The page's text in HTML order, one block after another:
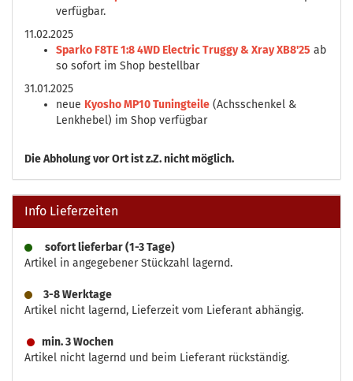
verfügbar.
11.02.2025
Sparko F8TE 1:8 4WD Electric Truggy & Xray XB8'25 ab
so sofort im Shop bestellbar
31.01.2025
neue Kyosho MP10 Tuningteile (Achsschenkel &
Lenkhebel) im Shop verfügbar
DieAbholung vor Ort ist z.Z. nicht möglich.
Info Lieferzeiten
sofort lieferbar (1-3 Tage)
Artikel in angegebener Stückzahl lagernd.
3-8 Werktage
Artikel nicht lagernd, Lieferzeit vom Lieferant abhängig.
min. 3 Wochen
Artikel nicht lagernd und beim Lieferant rückständig.